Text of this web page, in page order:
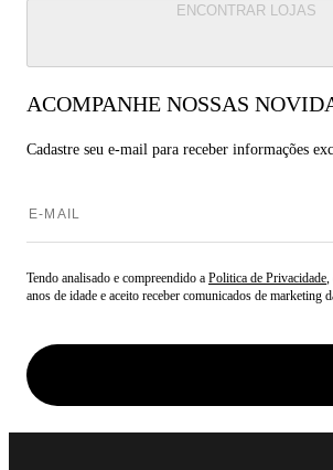
ENCONTRAR LOJAS
ACOMPANHE NOSSAS
Cadastre seu e-mail para receber informações
Tendo analisado e compreendido a Politica de Privacidade
anos de idade e aceito receber comunicados de marketing